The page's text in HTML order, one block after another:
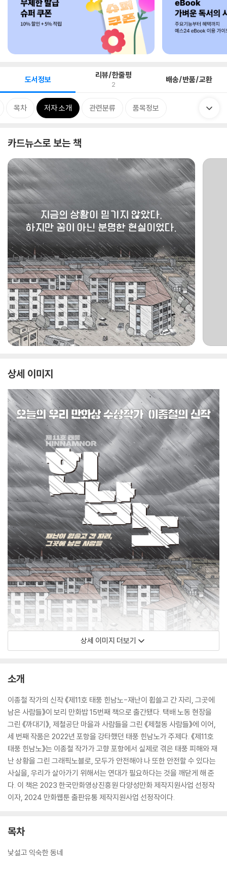
도서정보 리뷰/한줄평
2 배송/반품/교환
목차 저자 소개 관련분류 품목정보
카드뉴스로 보는 책
상세 이미지
상세 이미지 더보기
소개
이종철 작가의 신작 《제11호 태풍 힌남노-재난이 휩쓸고 간 자리, 그곳에
남은 사람들》이 보리 만화밥 15번째 책으로 출간됐다. 택배 노동 현장을
그린 《까대기》, 제철공단 마을과 사람들을 그린 《제철동 사람들》에 이어,
세 번째 작품은 2022년 포항을 강타했던 태풍 힌남노가 주제다. 《제11호
태풍 힌남노》는 이종철 작가가 고향 포항에서 실제로 겪은 태풍 피해와 재
난 상황을 그린 그래픽노블로, 모두가 안전해야 나 또한 안전할 수 있다는
사실을, 우리가 살아가기 위해서는 연대가 필요하다는 것을 깨닫게 해 준
다. 이 책은 2023 한국만화영상진흥원 다양성만화 제작지원사업 선정작
이자, 2024 만화웹툰 출판유통 제작지원사업 선정작이다.
목차
낯설고 익숙한 동네